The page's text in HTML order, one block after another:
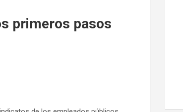
primeros pasos